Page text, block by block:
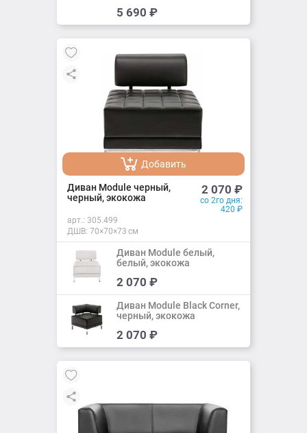
Добавлено
5 690 ₽
Добавить
Добавлено
Диван Module черный,
черный, экокожа
2 070 ₽
со 2го дня:
420 ₽
арт.: 305.499
ДШВ: 70×70×73 см
Добавить
Добавлено
Диван Module белый,
белый, экокожа
2 070 ₽
Добавить
Добавлено
Диван Module Black Corner,
черный, экокожа
2 070 ₽